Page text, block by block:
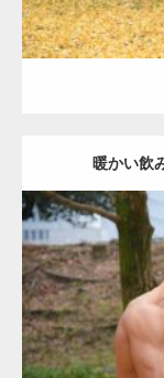
暖かい飲
Category:公園の